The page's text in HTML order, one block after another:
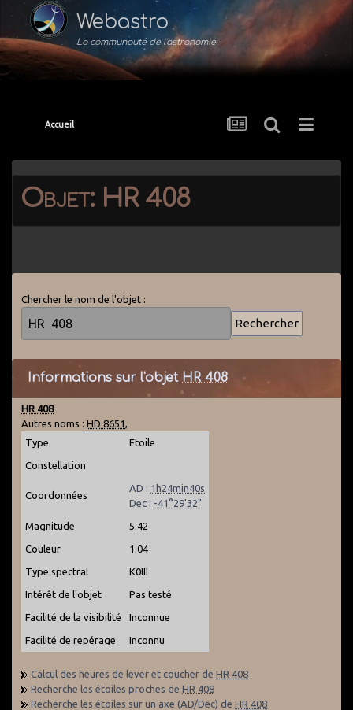
Webastro
La communauté de l'astronomie
Accueil
Objet: HR 408
Chercher le nom de l'objet :
Informations sur l'objet HR 408
HR 408
Autres noms : HD 8651,
Type
Etoile
Constellation
Coordonnées
AD : 1h24min40s
Dec : -41°29'32"
Magnitude 5.42
Couleur 1.04
Type spectral K0III
Intérêt de l'objet Pas testé
Facilité de la visibilité Inconnue
Facilité de repérage Inconnu
Calcul des heures de lever et coucher de HR 408
Recherche les étoiles proches de HR 408
Recherche les étoiles sur un axe (AD/Dec) de HR 408